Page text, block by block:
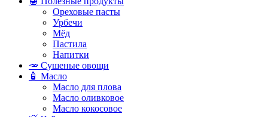
Ореховые пасты
Урбечи
Мёд
Пастила
Напитки
🥕 Сушеные овощи
🧴 Масло
Масло для плова
Масло оливковое
Масло кокосовое